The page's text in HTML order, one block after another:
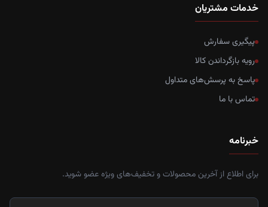
خدمات مشتریان
پیگیری سفارش
رویه بازگرداندن کالا
پاسخ به پرسش‌های متداول
تماس با ما
خبرنامه
برای اطلاع از آخرین محصولات و تخفیف‌های ویژه عضو شوید.